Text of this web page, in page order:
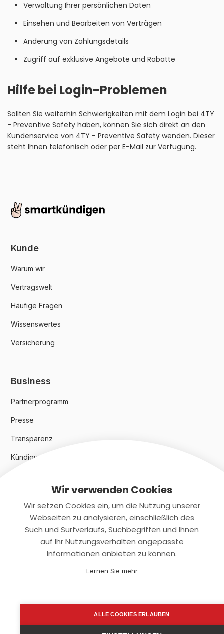
Verwaltung Ihrer persönlichen Daten
Einsehen und Bearbeiten von Verträgen
Änderung von Zahlungsdetails
Zugriff auf exklusive Angebote und Rabatte
Hilfe bei Login-Problemen
Sollten Sie weiterhin Schwierigkeiten mit dem Login bei 4TY
- Preventive Safety haben, können Sie sich direkt an den
Kundenservice von 4TY - Preventive Safety wenden. Dieser
steht Ihnen telefonisch oder per E-Mail zur Verfügung.
Kunde
Warum wir
Vertragswelt
Häufige Fragen
Wissenswertes
Versicherung
Business
Partnerprogramm
Presse
Transparenz
Kündigungsindex 2024
Rechtliches
Datenschutz
Wir verwenden Cookies
Wir setzen Cookies ein, um die Nutzung unserer
Webseiten zu analysieren, einschließlich des
Such und Surfverlaufs, Suchbegriffen und Ihnen
auf Ihr Nutzungsverhalten angepasste
Informationen anbieten zu können.
Lernen Sie mehr
ALLE COOKIES ERLAUBEN